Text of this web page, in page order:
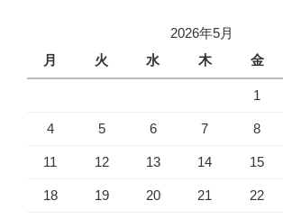
2026年5月
月
火 水 木 金
1
4 5 6 7 8
11 12 13 14 15
18 19 20 21 22